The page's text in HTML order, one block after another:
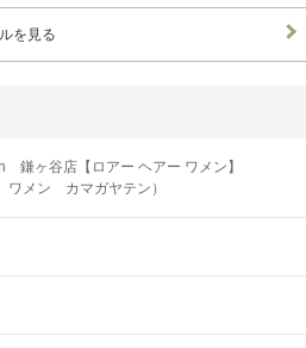
を見る
鎌ヶ谷店【ロアー ヘアー ワメン】
メン カマガヤテン）